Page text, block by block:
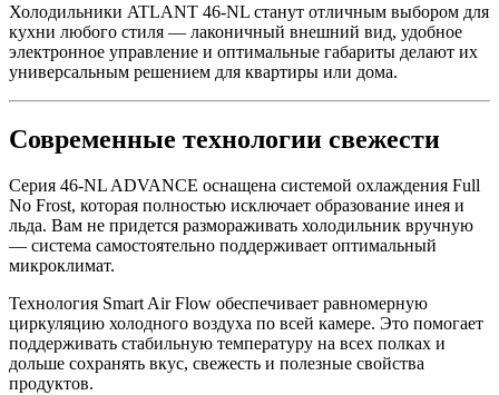
Холодильники ATLANT 46-NL станут отличным выбором для
кухни любого стиля — лаконичный внешний вид, удобное
электронное управление и оптимальные габариты делают их
универсальным решением для квартиры или дома.
Современные технологии свежести
Серия 46-NL ADVANCE оснащена системой охлаждения Full
No Frost, которая полностью исключает образование инея и
льда. Вам не придется размораживать холодильник вручную
— система самостоятельно поддерживает оптимальный
микроклимат.
Технология Smart Air Flow обеспечивает равномерную
циркуляцию холодного воздуха по всей камере. Это помогает
поддерживать стабильную температуру на всех полках и
дольше сохранять вкус, свежесть и полезные свойства
продуктов.